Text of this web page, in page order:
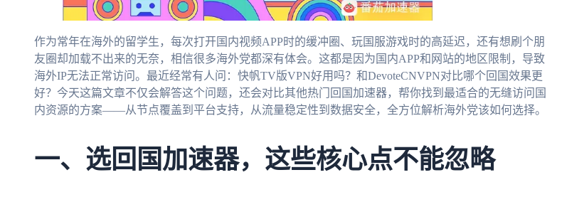
作为常年在海外的留学生，每次打开国内视频APP时的缓冲圈、玩国服游戏时的高延迟，还有想刷个朋
友圈却加载不出来的无奈，相信很多海外党都深有体会。这都是因为国内APP和网站的地区限制，导致
海外IP无法正常访问。最近经常有人问：快帆TV版VPN好用吗？和DevoteCNVPN对比哪个回国效果更
好？今天这篇文章不仅会解答这个问题，还会对比其他热门回国加速器，帮你找到最适合的无缝访问国
内资源的方案——从节点覆盖到平台支持，从流量稳定性到数据安全，全方位解析海外党该如何选择。
一、选回国加速器，这些核心点不能忽略